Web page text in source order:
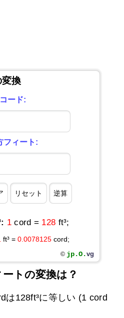
換
コード:
フィート:
1cord = 128 ft³;
ft³ = 0.0078125 cord;
© jp.O.vg
トの変換は？
は128ft³に等しい (1 cord